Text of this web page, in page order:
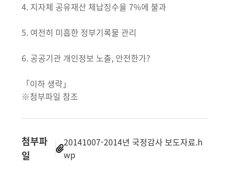
4. 지자체 공유재산 체납징수율 7%에 불과
5. 여전히 미흡한 정부기록물 관리
6. 공공기관 개인정보 노출, 안전한가?
「이하 생략」
※첨부파일 참조
첨부파
일
20141007-2014년 국정감사 보도자료.h
wp